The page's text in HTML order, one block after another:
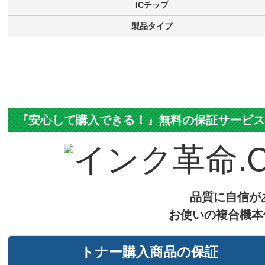
ICチップ
製品タイプ
『安心して購入できる！』無料の保証サービス
品質に自信が
お使いの複合機
トナー購入商品の保証